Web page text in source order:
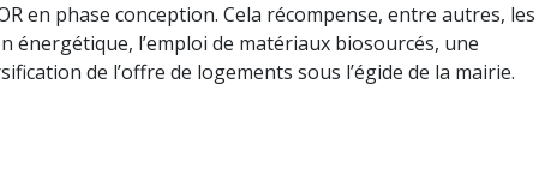
en phase conception. Cela récompense, entre autres, les
énergétique, l’emploi de matériaux biosourcés, une
de l’offre de logements sous l’égide de la mairie.